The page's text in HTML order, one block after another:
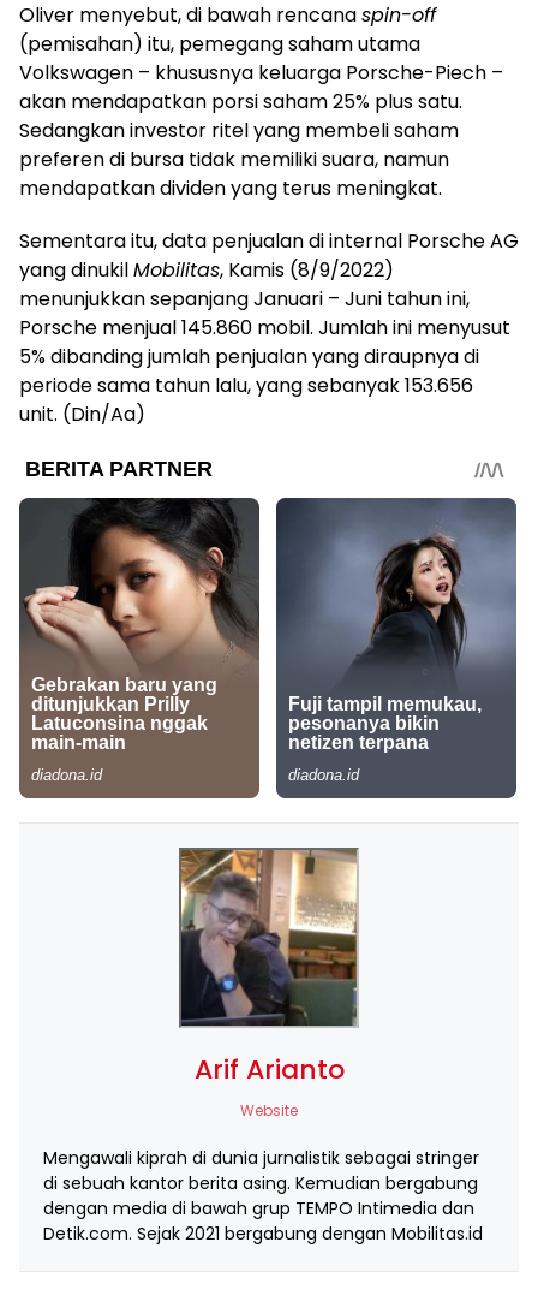
Oliver menyebut, di bawah rencanaspin-off
(pemisahan) itu, pemegang saham utama
Volkswagen – khususnya keluarga Porsche-Piech –
akan mendapatkan porsi saham 25% plus satu.
Sedangkan investor ritel yang membeli saham
preferen di bursa tidak memiliki suara, namun
mendapatkan dividen yang terus meningkat.
Sementara itu, data penjualan di internal Porsche AG
yang dinukilMobilitas, Kamis (8/9/2022)
menunjukkan sepanjang Januari – Juni tahun ini,
Porsche menjual 145.860 mobil. Jumlah ini menyusut
5% dibanding jumlah penjualan yang diraupnya di
periode sama tahun lalu, yang sebanyak 153.656
unit. (Din/Aa)
Arif Arianto
Website
Mengawali kiprah di dunia jurnalistik sebagai stringer
di sebuah kantor berita asing. Kemudian bergabung
dengan media di bawah grup TEMPO Intimedia dan
Detik.com. Sejak 2021 bergabung dengan Mobilitas.id